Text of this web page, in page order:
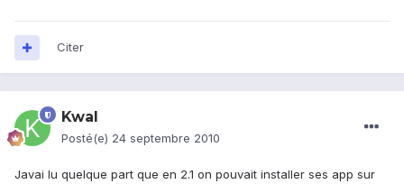
Citer
Kwal
Posté(e) 24 septembre 2010
Javai lu quelque part que en 2.1 on pouvait installer ses app sur